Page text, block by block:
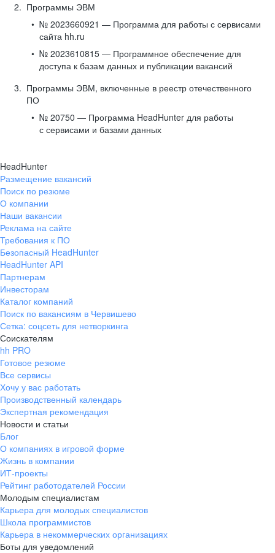
Программы ЭВМ
№ 2023660921 — Программа для работы с сервисами
сайта hh.ru
№ 2023610815 — Программное обеспечение для
доступа к базам данных и публикации вакансий
Программы ЭВМ, включенные в реестр отечественного
ПО
№ 20750 — Программа HeadHunter для работы
с сервисами и базами данных
HeadHunter
Размещение вакансий
Поиск по резюме
О компании
Наши вакансии
Реклама на сайте
Требования к ПО
Безопасный HeadHunter
HeadHunter API
Партнерам
Инвесторам
Каталог компаний
Поиск по вакансиям в Червишево
Сетка: соцсеть для нетворкинга
Соискателям
hh PRO
Готовое резюме
Все сервисы
Хочу у вас работать
Производственный календарь
Экспертная рекомендация
Новости и статьи
Блог
О компаниях в игровой форме
Жизнь в компании
ИТ-проекты
Рейтинг работодателей России
Молодым специалистам
Карьера для молодых специалистов
Школа программистов
Карьера в некоммерческих организациях
Боты для уведомлений